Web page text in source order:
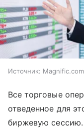
Источник: Magnific.com
Все торговые
отведенное для
биржевую